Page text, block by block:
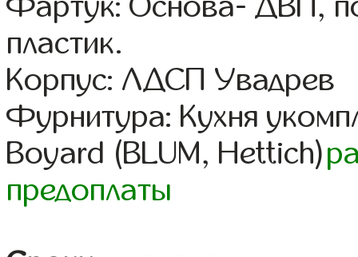
Фартук: Основа- ДВП,
пластик.
Корпус: ЛДСП Увадрев
Фурнитура: Кухня
Boyard (BLUM, Hettich)
предоплаты